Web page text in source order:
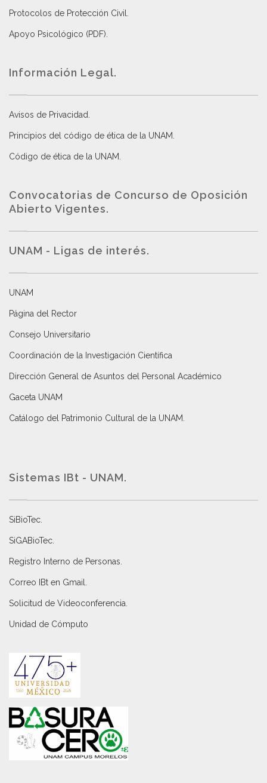
Protocolos de Protección Civil
Apoyo Psicológico (PDF)
Información Legal.
Avisos de Privacidad
Principios del código de ética de la UNAM
Código de ética de la UNAM
Convocatorias de Concurso de Oposición
Abierto Vigentes.
UNAM - Ligas de interés.
UNAM
Página del Rector
Consejo Universitario
Coordinación de la Investigación Científica
Dirección General de Asuntos del Personal Académico
Gaceta UNAM
Catálogo del Patrimonio Cultural de la UNAM.
Sistemas IBt - UNAM.
SiBioTec
SiGABioTec.
Registro Interno de Personas
Correo IBt en Gmail
Solicitud de Videoconferencia.
Unidad de Cómputo